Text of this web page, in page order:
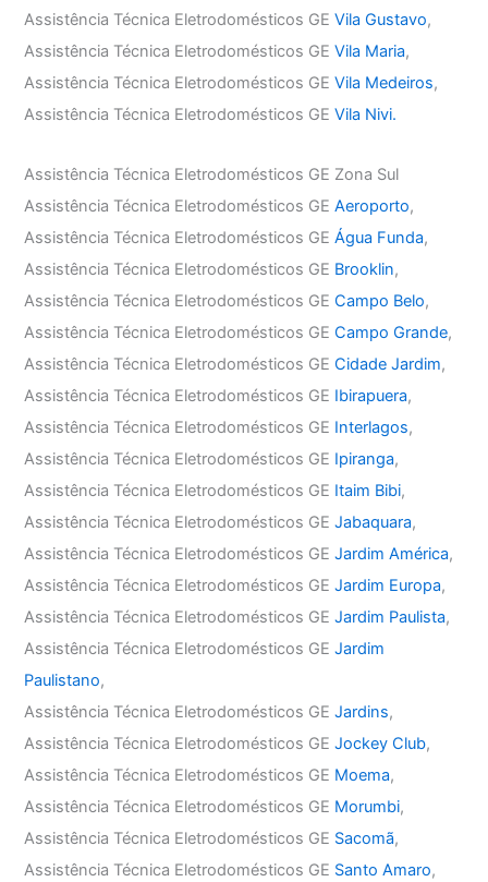
Assistência Técnica Eletrodomésticos GEVila Gustavo,
Assistência Técnica Eletrodomésticos GEVila Maria,
Assistência Técnica Eletrodomésticos GEVila Medeiros,
Assistência Técnica Eletrodomésticos GEVila Nivi.
Assistência Técnica Eletrodomésticos GE Zona Sul
Assistência Técnica Eletrodomésticos GEAeroporto,
Assistência Técnica Eletrodomésticos GEÁgua Funda,
Assistência Técnica Eletrodomésticos GE Brooklin,
Assistência Técnica Eletrodomésticos GECampo Belo,
Assistência Técnica Eletrodomésticos GECampo Grande,
Assistência Técnica Eletrodomésticos GECidade Jardim,
Assistência Técnica Eletrodomésticos GE Ibirapuera,
Assistência Técnica Eletrodomésticos GE Interlagos,
Assistência Técnica Eletrodomésticos GE Ipiranga,
Assistência Técnica Eletrodomésticos GE Itaim Bibi,
Assistência Técnica Eletrodomésticos GEJabaquara,
Assistência Técnica Eletrodomésticos GEJardim América,
Assistência Técnica Eletrodomésticos GEJardim Europa,
Assistência Técnica Eletrodomésticos GEJardim Paulista,
Assistência Técnica Eletrodomésticos GEJardim
Paulistano,
Assistência Técnica Eletrodomésticos GEJardins,
Assistência Técnica Eletrodomésticos GEJockey Club,
Assistência Técnica Eletrodomésticos GE Moema,
Assistência Técnica Eletrodomésticos GE Morumbi,
Assistência Técnica Eletrodomésticos GE Sacomã,
Assistência Técnica Eletrodomésticos GE Santo Amaro,